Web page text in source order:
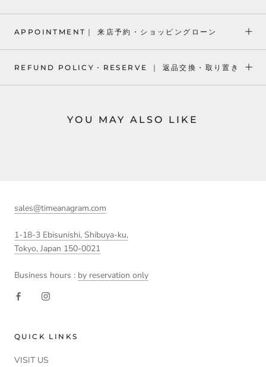
APPOINTMENT｜ 来店予約・ショッピングローン
REFUND POLICY・RESERVE ｜ 返品交換・取り置き
YOU MAY ALSO LIKE
sales@timeanagram.com
1-18-3 Ebisunishi, Shibuya-ku,
Tokyo, Japan 150-0021
Business hours : by reservation only
QUICK LINKS
VISIT US